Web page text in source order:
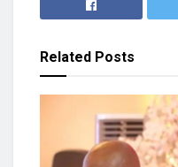
Related Posts